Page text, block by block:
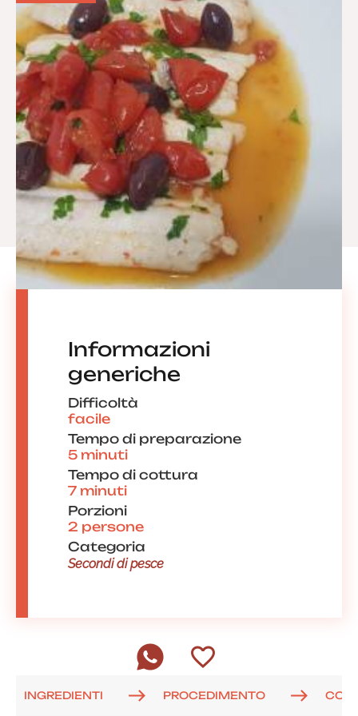
Informazioni
generiche
Difficoltà
facile
Tempo di preparazione
5 minuti
Tempo di cottura
7 minuti
Porzioni
2 persone
Categoria
Secondi di pesce
INGREDIENTI PROCEDIMENTO